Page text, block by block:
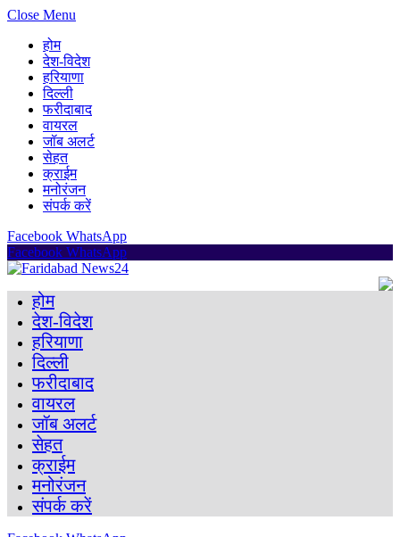
Close Menu
होम
देश-विदेश
हरियाणा
दिल्ली
फरीदाबाद
वायरल
जॉब अलर्ट
सेहत
क्राईम
मनोरंजन
संपर्क करें
Facebook WhatsApp
Facebook WhatsApp
होम
देश-विदेश
हरियाणा
दिल्ली
फरीदाबाद
वायरल
जॉब अलर्ट
सेहत
क्राईम
मनोरंजन
संपर्क करें